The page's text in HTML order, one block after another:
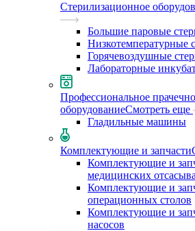
Стерилизационное
Большие паровые
Низкотемпературные
Горячевоздушные
Лабораторные
Профессиональное
оборудованиеСмотреть еще
Гладильные машины
Комплектующие и запчасти
Комплектующие и
медицинских
Комплектующие и
операционных столов
Комплектующие и
насосов